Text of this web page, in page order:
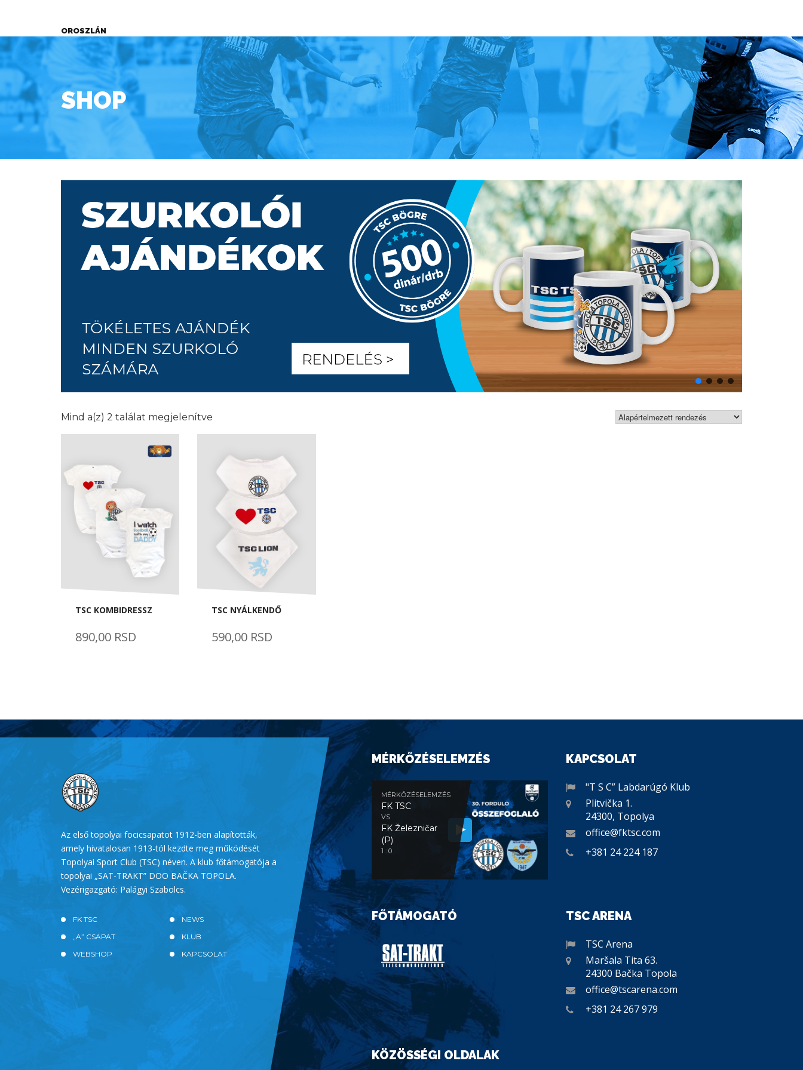
OROSZLÁN
SHOP
Mind a(z) 2 találat megjelenítve
TSC KOMBIDRESSZ
890,00 RSD
TSC NYÁLKENDŐ
590,00 RSD
Az első topolyai focicsapatot 1912-ben alapították,
amely hivatalosan 1913-tól kezdte meg működését
Topolyai Sport Club (TSC) néven. A klub főtámogatója a
topolyai „SAT-TRAKT” DOO BAČKA TOPOLA.
Vezérigazgató: Palágyi Szabolcs.
FK TSC
NEWS
„A” CSAPAT
KLUB
WEBSHOP
KAPCSOLAT
MÉRKŐZÉSELEMZÉS
MÉRKŐZÉSELEMZÉS
FK TSC
VS
FK Železničar
(P)
1 : 0
KAPCSOLAT
"T S C” Labdarúgó Klub
Plitvička 1.
24300, Topolya
office@fktsc.com
+381 24 224 187
FŐTÁMOGATÓ TSC ARENA
TSC Arena
Maršala Tita 63.
24300 Bačka Topola
office@tscarena.com
+381 24 267 979
KÖZÖSSÉGI OLDALAK